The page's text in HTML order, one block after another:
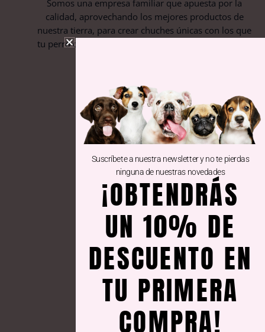
Somos una empresa familiar que apuesta por la
calidad, aprovechando los mejores productos de
nuestra tierra, para crear chuches únicas con los que
tu perro disfrute y tú tengas la tranquilidad de que le
CONTÁCTANOS
C/ Arboleda 18, ex 339.
28031 Madrid
Teléfono: 604 86 04 23
Email: hola@doggytreats.es
Registro: ESP2800827
DE INTERÉS
Aviso legal
Guía de compras
Política de devoluciones
Suscríbete a nuestra newsletter y no te pierdas
ninguna de nuestras novedades
¡OBTENDRÁS
UN 10% DE
DESCUENTO EN
TU PRIMERA
COMPRA!